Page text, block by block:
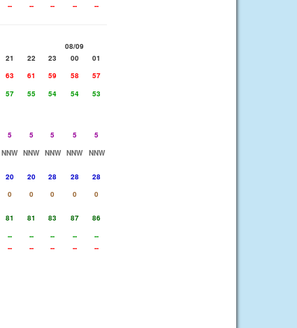
-- -- -- -- --
08/09
21 22 23 00
01
63 61 59 58
57
57 55 54 54
53
5 5 5 5
5
NNW NNW NNW NNW
NNW
20 20 28 28
28
0 0 0 0
0
81 81 83 87
86
-- -- -- --
--
-- -- -- -- --